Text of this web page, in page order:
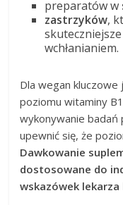
preparatów w
zastrzyków,
wchłanianiem.
Dla wegan
poziomu witaminy
wykonywanie
upewnić się, że
Dawkowanie
dostosowane do
wskazówek